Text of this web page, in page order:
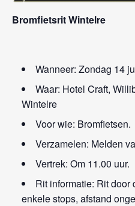
Bromfietsrit Wintelre
Wanneer: Zondag 14
Waar: Hotel Craft,
Wintelre
Voor wie: Bromfietsen.
Verzamelen: Melden
Vertrek: Om 11.00 uur.
Rit informatie: Rit door
enkele stops, afstand